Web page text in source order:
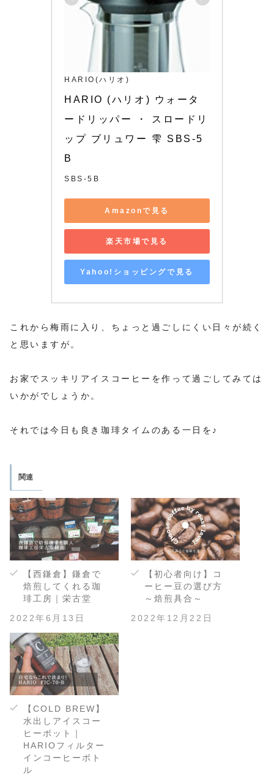
HARIO(ハリオ)
HARIO (ハリオ) ウォータ
ードリッパー ・ スロードリ
ップ ブリュワー 雫 SBS-5
B
SBS-5B
Amazonで見る
楽天市場で見る
Yahoo!ショッピングで見る
これから梅雨に入り、ちょっと過ごしにくい日々が続く
と思いますが。
お家でスッキリアイスコーヒーを作って過ごしてみては
いかがでしょうか。
それでは今日も良き珈琲タイムのある一日を♪
関連
【西鎌倉】鎌倉で
焙煎してくれる珈
琲工房｜栄古堂
2022年6月13日
【初心者向け】コ
ーヒー豆の選び方
～焙煎具合～
2022年12月22日
【COLD BREW】
水出しアイスコー
ヒーポット｜
HARIOフィルター
インコーヒーボト
ル